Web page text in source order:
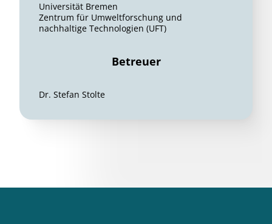
Universität Bremen
Zentrum für Umweltforschung und
nachhaltige Technologien (UFT)
Betreuer
Dr. Stefan Stolte